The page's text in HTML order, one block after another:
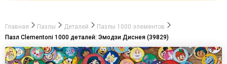
Главная Пазлы Деталей
Пазлы 1000 элементов
Пазл Clementoni 1000 деталей: Эмодзи Диснея (39829)